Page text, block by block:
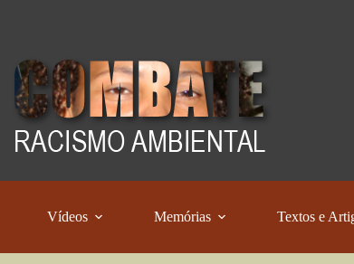
Vídeos Memórias Textos e